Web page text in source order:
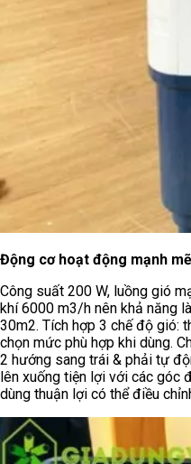
Động cơ hoạt động mạnh
Công suất 200 W, luồng gió
khí 6000 m3/h nên khả năng
30m2. Tích hợp 3 chế độ gió:
chọn mức phù hợp khi dùng.
2 hướng sang trái & phải tự
lên xuống tiện lợi với các góc
dùng thuận lợi có thể điều